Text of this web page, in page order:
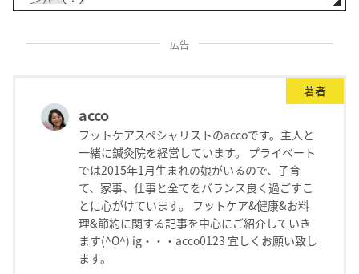
広告
著者
acco
フットケアスペシャリストのaccoです。主人と
一緒に鍼灸院を経営しています。 プライベート
では2015年1月生まれの娘がいるので、子育
て、家事、仕事と全てをバランス良く過ごすこ
とに心がけています。 フットケア&健康&お料
理&節約に関する記事を中心にご紹介していき
ます(^O^) ig・・・acco0123 宜しくお願い致し
ます。